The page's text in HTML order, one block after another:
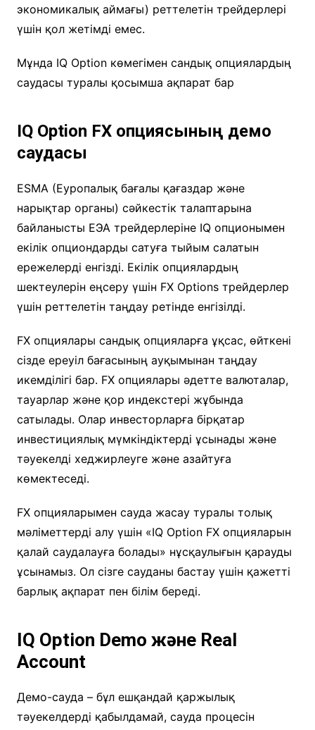
экономикалық аймағы) реттелетін трейдерлері
үшін қол жетімді емес.
Мұнда IQ Option көмегімен сандық опциялардың
саудасы туралы қосымша ақпарат бар
IQ Option FX опциясының демо
саудасы
ESMA (Еуропалық бағалы қағаздар және
нарықтар органы) сәйкестік талаптарына
байланысты ЕЭА трейдерлеріне IQ опционымен
екілік опциондарды сатуға тыйым салатын
ережелерді енгізді. Екілік опциялардың
шектеулерін еңсеру үшін FX Options трейдерлер
үшін реттелетін таңдау ретінде енгізілді.
FX опциялары сандық опцияларға ұқсас, өйткені
сізде ереуіл бағасының ауқымынан таңдау
икемділігі бар. FX опциялары әдетте валюталар,
тауарлар және қор индекстері жұбында
сатылады. Олар инвесторларға бірқатар
инвестициялық мүмкіндіктерді ұсынады және
тәуекелді хеджирлеуге және азайтуға
көмектеседі.
FX опцияларымен сауда жасау туралы толық
мәліметтерді алу үшін «IQ Option FX опцияларын
қалай саудалауға болады» нұсқаулығын қарауды
ұсынамыз. Ол сізге сауданы бастау үшін қажетті
барлық ақпарат пен білім береді.
IQ Option Demo және Real
Account
Демо-сауда – бұл ешқандай қаржылық
тәуекелдерді қабылдамай, сауда процесін